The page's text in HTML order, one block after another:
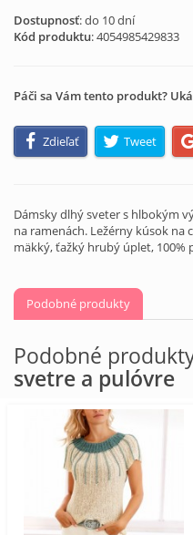
Dostupnosť: do 10 dní
Kód produktu:4054985429833
Páči sa Vám tento produkt?
Zdieľať Tweet
Dámsky dlhý sveter s hlbokým
na ramenách. Ležérny kúsok na
mäkký, ťažký hrubý úplet, 100%
Podobné produkty
Podobné
svetre a pulóvre